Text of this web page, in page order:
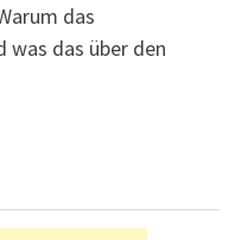
das
was das über den